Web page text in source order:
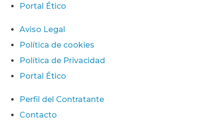
Portal Ético
Aviso Legal
Política de cookies
Política de Privacidad
Portal Ético
Perfil del Contratante
Contacto